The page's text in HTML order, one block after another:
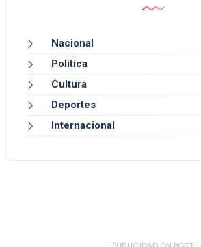
Nacional
Política
Cultura
Deportes
Internacional